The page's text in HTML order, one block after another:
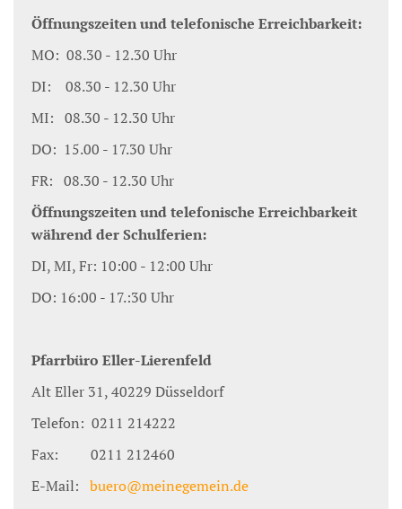
Öffnungszeiten und telefonische Erreichbarkeit:
MO: 08.30 - 12.30 Uhr
DI: 08.30 - 12.30 Uhr
MI: 08.30 - 12.30 Uhr
DO: 15.00 - 17.30 Uhr
FR: 08.30 - 12.30 Uhr
Öffnungszeiten und telefonische Erreichbarkeit
während der Schulferien:
DI, MI, Fr: 10:00 - 12:00 Uhr
DO: 16:00 - 17.:30 Uhr
Pfarrbüro Eller-Lierenfeld
Alt Eller 31, 40229 Düsseldorf
Telefon: 0211 214222
Fax: 0211 212460
E-Mail: buero@meinegemein.de